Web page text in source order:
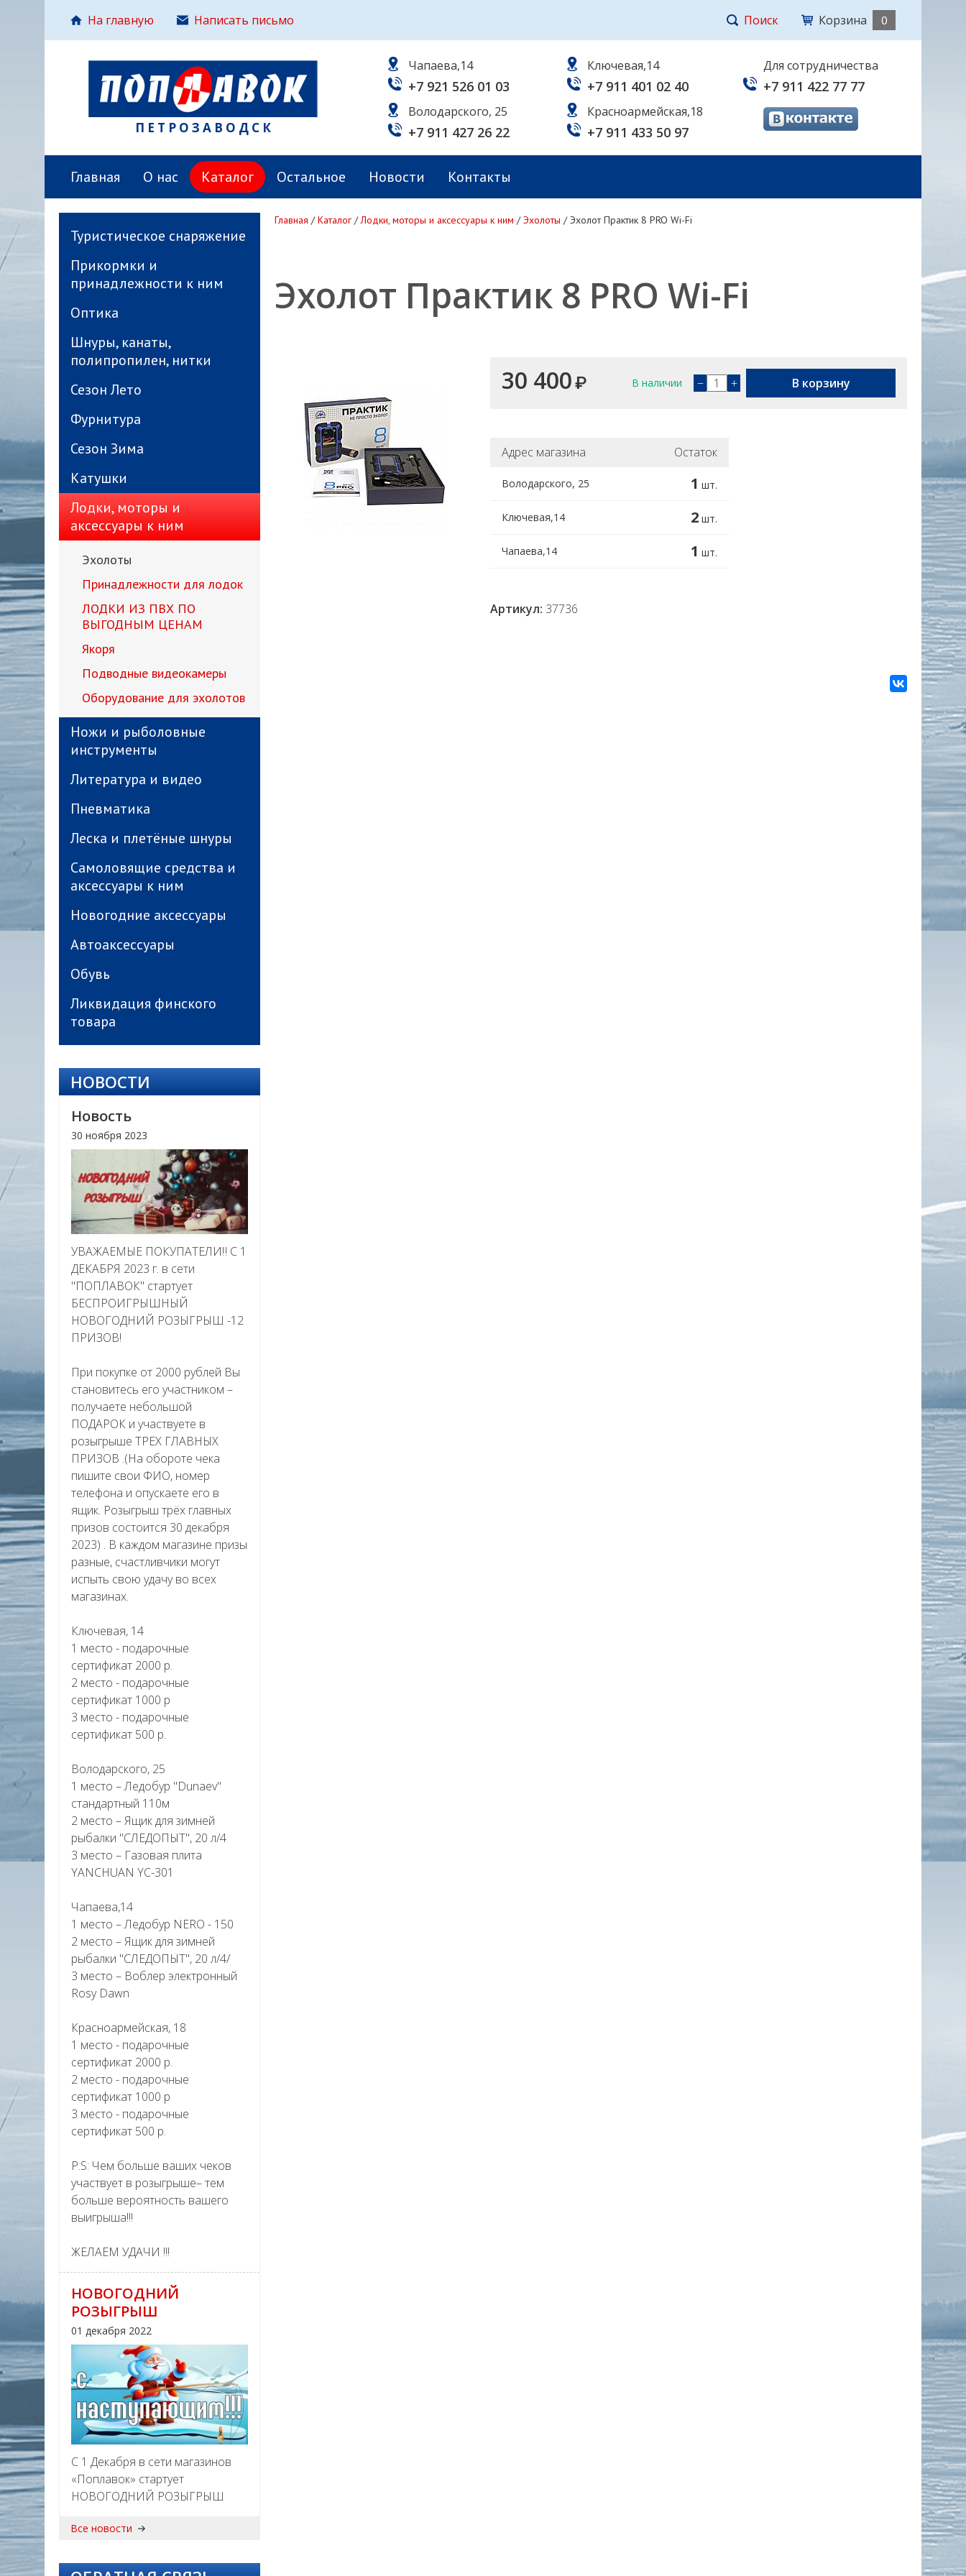
На главную Написать письмо Поиск Корзина 0
ПЕТРОЗАВОДСК
Чапаева,14
+7 921 526 01 03
Володарского, 25
+7 911 427 26 22
Ключевая,14
+7 911 401 02 40
Красноармейская,18
+7 911 433 50 97
Для сотрудничества
+7 911 422 77 77
Главная О нас Каталог Остальное Новости Контакты
Туристическое снаряжение
Прикормки и
принадлежности к ним
Оптика
Шнуры, канаты,
полипропилен, нитки
Сезон Лето
Фурнитура
Сезон Зима
Катушки
Лодки, моторы и
аксессуары к ним
Эхолоты
Принадлежности для лодок
ЛОДКИ ИЗ ПВХ ПО
ВЫГОДНЫМ ЦЕНАМ
Якоря
Подводные видеокамеры
Оборудование для эхолотов
Ножи и рыболовные
инструменты
Литература и видео
Пневматика
Леска и плетёные шнуры
Самоловящие средства и
аксессуары к ним
Новогодние аксессуары
Автоаксессуары
Обувь
Ликвидация финского
товара
НОВОСТИ
Новость
30 ноября 2023
УВАЖАЕМЫЕ ПОКУПАТЕЛИ‼ С 1
ДЕКАБРЯ 2023 г. в сети
"ПОПЛАВОК" стартует
БЕСПРОИГРЫШНЫЙ
НОВОГОДНИЙ РОЗЫГРЫШ -12
ПРИЗОВ!
При покупке от 2000 рублей Вы
становитесь его участником –
получаете небольшой
ПОДАРОК и участвуете в
розыгрыше ТРЕХ ГЛАВНЫХ
ПРИЗОВ .(На обороте чека
пишите свои ФИО, номер
телефона и опускаете его в
ящик. Розыгрыш трёх главных
призов состоится 30 декабря
2023) . В каждом магазине призы
разные, счастливчики могут
испыть свою удачу во всех
магазинах.
Ключевая, 14
1 место - подарочные
сертификат 2000 р.
2 место - подарочные
сертификат 1000 р
3 место - подарочные
сертификат 500 р.
Володарского, 25
1 место – Ледобур "Dunaev"
стандартный 110м
2 место – Ящик для зимней
рыбалки "СЛЕДОПЫТ", 20 л/4
3 место – Газовая плита
YANCHUAN YC-301
Чапаева,14
1 место – Ледобур NERO - 150
2 место – Ящик для зимней
рыбалки "СЛЕДОПЫТ", 20 л/4/
3 место – Воблер электронный
Rosy Dawn
Красноармейская, 18
1 место - подарочные
сертификат 2000 р.
2 место - подарочные
сертификат 1000 р
3 место - подарочные
сертификат 500 р.
P.S: Чем больше ваших чеков
участвует в розыгрыше– тем
больше вероятность вашего
выигрыша!!!
ЖЕЛАЕМ УДАЧИ !!!
НОВОГОДНИЙ
РОЗЫГРЫШ
01 декабря 2022
С 1 Декабря в сети магазинов
«Поплавок» стартует
НОВОГОДНИЙ РОЗЫГРЫШ
Все новости
Главная /Каталог /Лодки, моторы и аксессуары к ним /Эхолоты /Эхолот Практик 8 PRO Wi-Fi
Эхолот Практик 8 PRO Wi-Fi
30 400₽ В наличии − + В корзину
Адрес магазина Остаток
Володарского, 25 1 шт.
Ключевая,14 2 шт.
Чапаева,14 1 шт.
Артикул: 37736